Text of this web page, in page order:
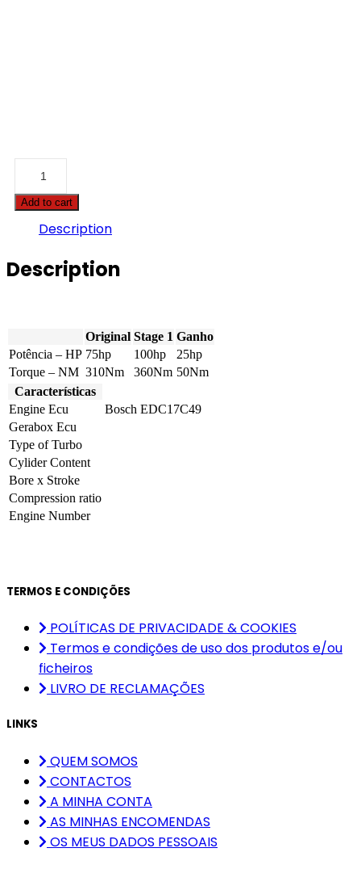
Farmall
-
quantity
Add to cart
Description
Description
Original Stage 1 Ganho
Potência – HP 75hp 100hp
25hp
Torque – NM 310Nm 360Nm 50Nm
Características
Engine Ecu
Bosch EDC17C49
Gerabox Ecu
Type of Turbo
Cylider Content
Bore x Stroke
Compression ratio
Engine Number
TERMOS E CONDIÇÕES
POLÍTICAS DE PRIVACIDADE & COOKIES
Termos e condições de uso dos produtos e/ou
ficheiros
LIVRO DE RECLAMAÇÕES
LINKS
QUEM SOMOS
CONTACTOS
A MINHA CONTA
AS MINHAS ENCOMENDAS
OS MEUS DADOS PESSOAIS